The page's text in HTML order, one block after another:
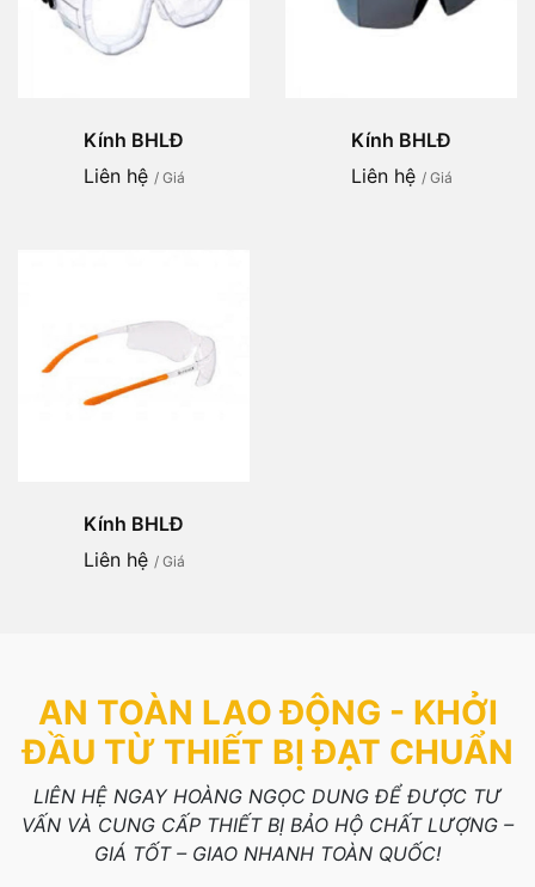
Kính BHLĐ
Liên hệ / Giá
Kính BHLĐ
Liên hệ / Giá
Kính BHLĐ
Liên hệ / Giá
AN TOÀN LAO ĐỘNG - KHỞI
ĐẦU TỪ THIẾT BỊ ĐẠT CHUẨN
LIÊN HỆ NGAY HOÀNG NGỌC DUNG ĐỂ ĐƯỢC TƯ
VẤN VÀ CUNG CẤP THIẾT BỊ BẢO HỘ CHẤT LƯỢNG –
GIÁ TỐT – GIAO NHANH TOÀN QUỐC!